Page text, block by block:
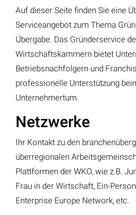
Auf dieser Seite finden Sie eine
Serviceangebot zum Thema
Übergabe. Das Gründerservice
Wirtschaftskammern bietet
Betriebsnachfolgern und
professionelle Unterstützung
Unternehmertum.
Netzwerke
Ihr Kontakt zu den
überregionalen
Plattformen der WKO, wie z.B.
Frau in der Wirtschaft, Ein-
Enterprise Europe Network, etc.